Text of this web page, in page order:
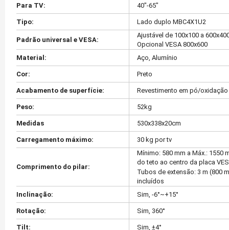
Para TV: 40"-65"
Tipo: Lado duplo MBC4X1U2
Padrão universal e VESA:
Ajustável de 100x100 a
Opcional VESA 800x600
Material:
Aço, Alumínio
Cor: Preto
Acabamento de superfície: Revestimento em pó/
Peso: 52kg
Medidas 530x338x20cm
Carregamento máximo: 30 kg por tv
Comprimento do pilar:
Mínimo: 580 mm a Máx.: 1550
do teto ao centro da placa
Tubos de extensão: 3 m (800
incluídos
Inclinação:
Sim, -6°~+15°
Rotação: Sim, 360°
Tilt: Sim, ±4°